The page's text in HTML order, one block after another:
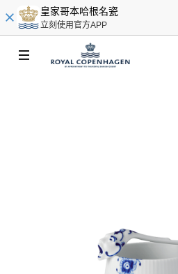
皇家哥本哈根名瓷
立刻使用官方APP